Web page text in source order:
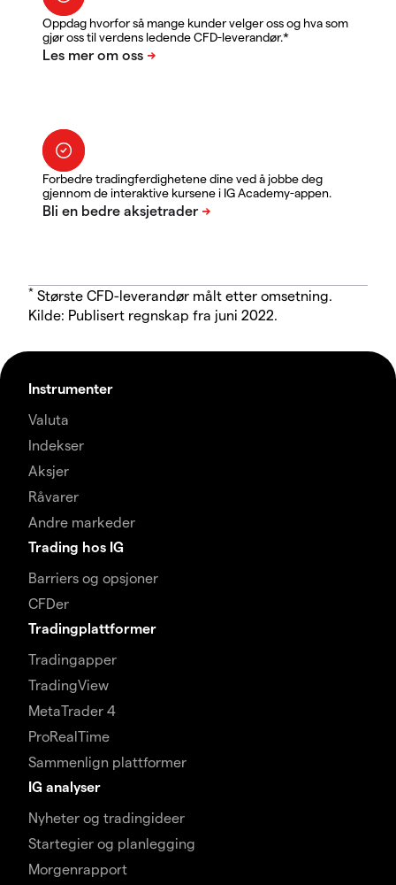
Oppdag hvorfor så mange kunder velger oss og hva som
gjør oss til verdens ledende CFD-leverandør.*
Forbedre tradingferdighetene dine ved å jobbe deg
gjennom de interaktive kursene i IG Academy-appen.
* Største CFD-leverandør målt etter omsetning.
Kilde: Publisert regnskap fra juni 2022.
Instrumenter
Valuta
Indekser
Aksjer
Råvarer
Andre markeder
Trading hos IG
Barriers og opsjoner
CFDer
Tradingplattformer
Tradingapper
TradingView
MetaTrader 4
ProRealTime
Sammenlign plattformer
IG analyser
Nyheter og tradingideer
Startegier og planlegging
Morgenrapport